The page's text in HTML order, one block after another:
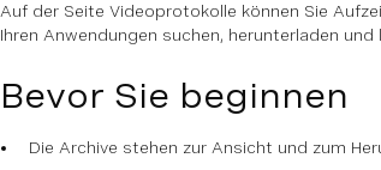
Auf der Seite Videoprotokolle können Sie
Ihren Anwendungen suchen, herunterladen und
Bevor Sie beginnen
Die Archive stehen zur Ansicht und zum